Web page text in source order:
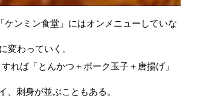
ンミン食堂」にはオンメニューしていな
わっていく。
れば「とんかつ＋ポーク玉子＋唐揚げ」
刺身が並ぶこともある。